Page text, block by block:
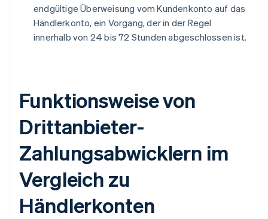
endgültige Überweisung vom Kundenkonto auf das
Händlerkonto, ein Vorgang, der in der Regel
innerhalb von 24 bis 72 Stunden abgeschlossen ist.
Funktionsweise von
Drittanbieter-
Zahlungsabwicklern im
Vergleich zu
Händlerkonten